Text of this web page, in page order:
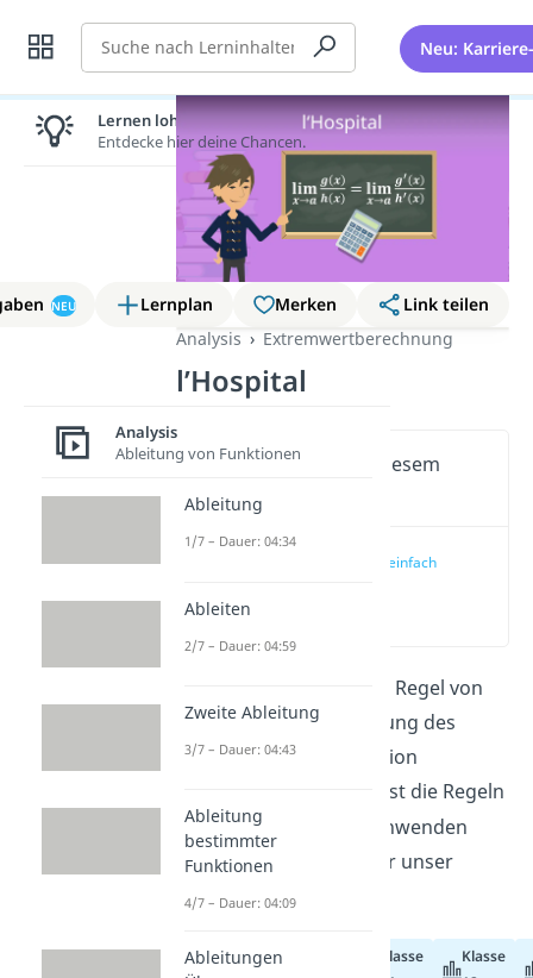
Suche Neu:
NEU Lernplan Merken
Link teilen
Analysis
Extremwertberechnung
l’Hospital
Wichtige Inhalte in diesem
Video
l’Hospital einfach
Hier erklären wir dir die Regel von
l’Hospitalzur Bestimmung des
Grenzwerts einer Funktion
. Du möchtest die Regeln
von l’Hospital schnell anwenden
können? Dann schau dir unser
Videodazu an!
Abiturvorbereitung
Klasse
Klasse
Lernen lohnt sich!
Entdecke hier deine Chancen.
Analysis
Ableitung von Funktionen
Ableitung
1/7 – Dauer: 04:34
Ableiten
2/7 – Dauer: 04:59
Zweite Ableitung
3/7 – Dauer: 04:43
Ableitung
bestimmter
Funktionen
4/7 – Dauer: 04:09
Ableitungen